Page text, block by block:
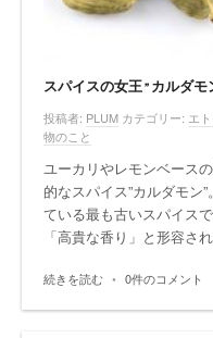
スパイスの女王”カルダ
投稿者: PLUM カテゴリー: エ
物のこと
ユーカリやレモンベース
的なスパイス”カルダモン
ている最も古いスパイス
「高貴な香り」と形容さ
続きを読む • 0件のコメント